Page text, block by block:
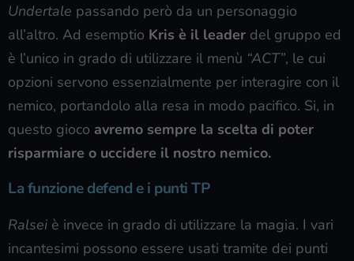
Undertale passando però da un personaggio
all’altro. Ad esemptio Kris è il leader del gruppo ed
è l’unico in grado di utilizzare il menù “ACT”, le cui
opzioni servono essenzialmente per interagire con il
nemico, portandolo alla resa in modo pacifico. Si, in
questo gioco avremo sempre la scelta di poter
risparmiare o uccidere il nostro nemico.
La funzione defend e i punti TP
Ralsei è invece in grado di utilizzare la magia. I vari
incantesimi possono essere usati tramite dei punti